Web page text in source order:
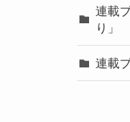
連載
り」
連載